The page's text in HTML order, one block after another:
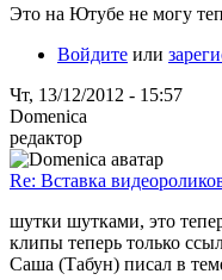
Это на Ютубе не могу
Войдите или
Чт, 13/12/2012 - 15:57
Domenica
редактор
Re: Вставка
шутки шутками, это
клипы теперь только
Саша (Табун) писал в